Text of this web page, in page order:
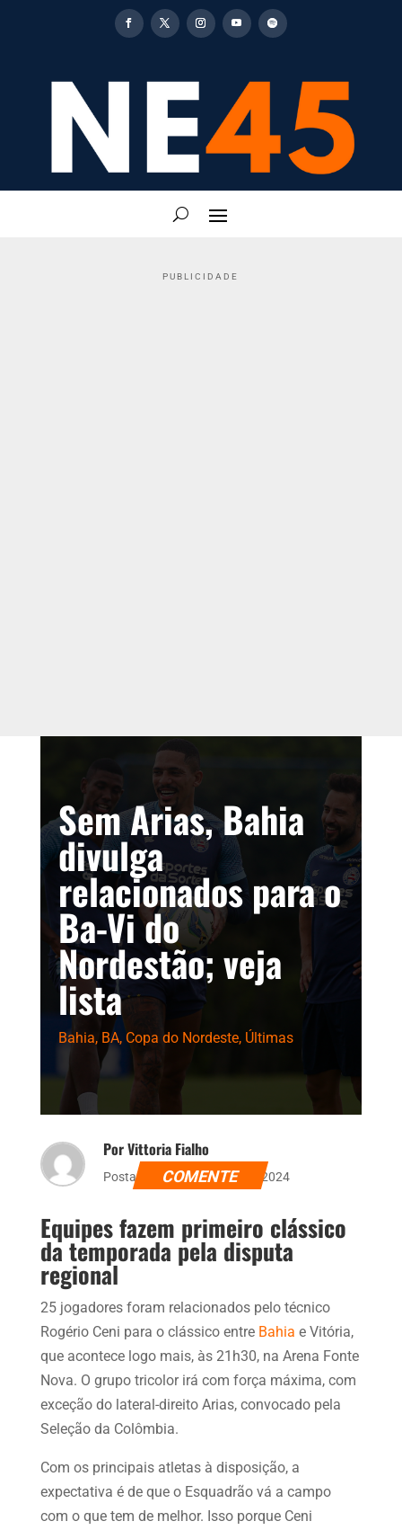
PUBLICIDADE
Sem Arias, Bahia
divulga
relacionados para o
Ba-Vi do
Nordestão; veja
lista
Bahia, BA, Copa do Nordeste, Últimas
Por Vittoria Fialho
Postado dia 20 de março de 2024
COMENTE
Equipes fazem primeiro clássico
da temporada pela disputa
regional
25 jogadores foram relacionados pelo técnico
Rogério Ceni para o clássico entre Bahia e Vitória,
que acontece logo mais, às 21h30, na Arena Fonte
Nova. O grupo tricolor irá com força máxima, com
exceção do lateral-direito Arias, convocado pela
Seleção da Colômbia.
Com os principais atletas à disposição, a
expectativa é de que o Esquadrão vá a campo
com o que tem de melhor. Isso porque Ceni